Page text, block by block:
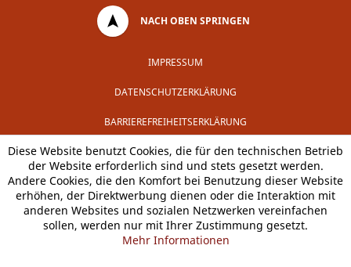
NACH OBEN SPRINGEN
IMPRESSUM
DATENSCHUTZERKLÄRUNG
BARRIEREFREIHEITSERKLÄRUNG
Diese Website benutzt Cookies, die für den technischen Betrieb
der Website erforderlich sind und stets gesetzt werden.
Andere Cookies, die den Komfort bei Benutzung dieser Website
erhöhen, der Direktwerbung dienen oder die Interaktion mit
anderen Websites und sozialen Netzwerken vereinfachen
sollen, werden nur mit Ihrer Zustimmung gesetzt.
Mehr Informationen